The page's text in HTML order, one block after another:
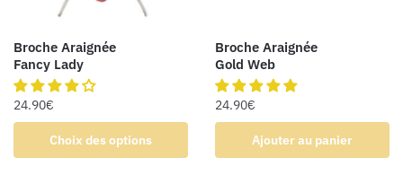
Broche Araignée
Fancy Lady
24.90€
Choix des options
Broche Araignée
Gold Web
24.90€
Ajouter au panier